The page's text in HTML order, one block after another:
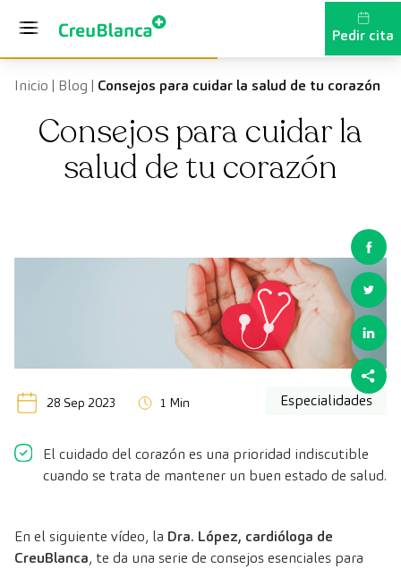
Pedir cita
Inicio | Blog | Consejos para cuidar la salud de tu corazón
Consejos para cuidar la
salud de tu corazón
28 Sep 2023 1 Min Especialidades
El cuidado del corazón es una prioridad indiscutible
cuando se trata de mantener un buen estado de salud.
En el siguiente vídeo, la Dra. López, cardióloga de
CreuBlanca, te da una serie de consejos esenciales para